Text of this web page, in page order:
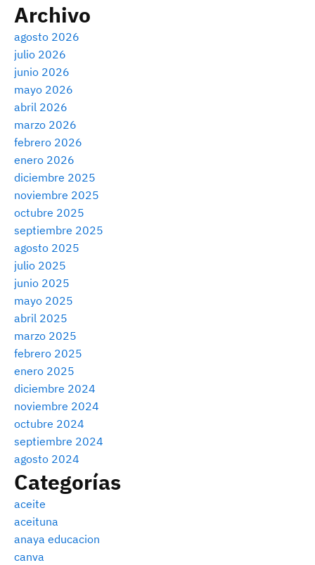
Archivo
agosto 2026
julio 2026
junio 2026
mayo 2026
abril 2026
marzo 2026
febrero 2026
enero 2026
diciembre 2025
noviembre 2025
octubre 2025
septiembre 2025
agosto 2025
julio 2025
junio 2025
mayo 2025
abril 2025
marzo 2025
febrero 2025
enero 2025
diciembre 2024
noviembre 2024
octubre 2024
septiembre 2024
agosto 2024
Categorías
aceite
aceituna
anaya educacion
canva